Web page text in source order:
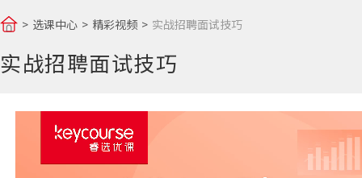
选课中心 精彩视频 实战招聘面试技巧
实战招聘面试技巧